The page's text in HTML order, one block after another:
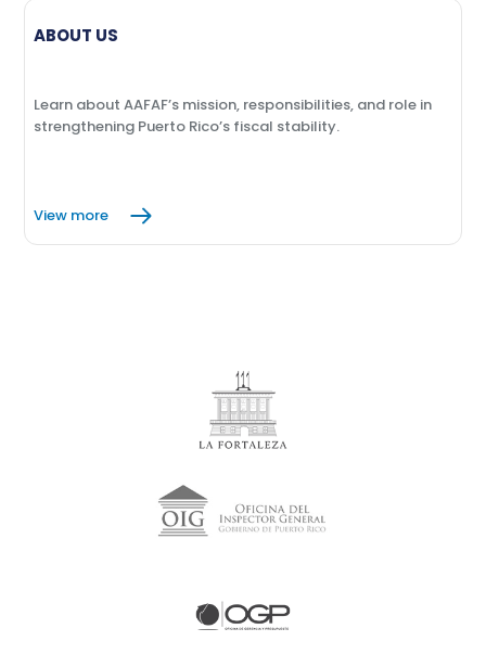
ABOUT US
Learn about AAFAF’s mission, responsibilities, and role in
strengthening Puerto Rico’s fiscal stability.
View more